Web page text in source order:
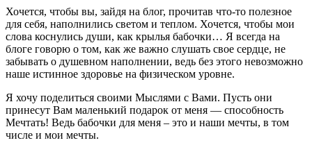
Хочется, чтобы вы, зайдя на блог, прочитав что-то полезное
для себя, наполнились светом и теплом. Хочется, чтобы мои
слова коснулись души, как крылья бабочки… Я всегда на
блоге говорю о том, как же важно слушать свое сердце, не
забывать о душевном наполнении, ведь без этого невозможно
наше истинное здоровье на физическом уровне.
Я хочу поделиться своими Мыслями с Вами. Пусть они
принесут Вам маленький подарок от меня — способность
Мечтать! Ведь бабочки для меня – это и наши мечты, в том
числе и мои мечты.